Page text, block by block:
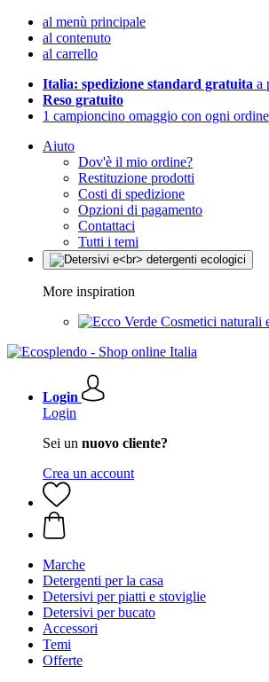
al menù principale
al contenuto
al carrello
Italia: spedizione standard gratuita a
Reso gratuito
1 campioncino omaggio con ogni ordine
Aiuto
Dov'è il mio ordine?
Restituzione prodotti
Costi di spedizione
Opzioni di pagamento
Contattaci
Tutti i temi
More inspiration
Cosmetici naturali
Login
Login
Sei un nuovo cliente?
Crea un account
Marche
Detergenti per la casa
Detersivi per piatti e stoviglie
Detersivi per bucato
Accessori
Temi
Offerte